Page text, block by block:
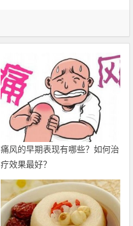
痛风的早期表现有哪些？如何治
疗效果最好？